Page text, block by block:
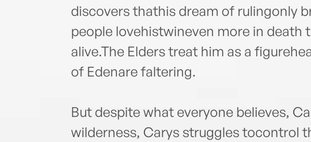
discovers thathis dream of rulingonly
people lovehistwineven more in death
alive.The Elders treat him as a
of Edenare faltering.
But despite what everyone believes,
wilderness, Carys struggles tocontrol